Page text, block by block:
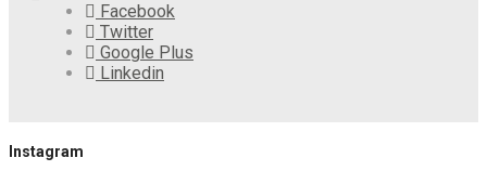
Facebook
Twitter
Google Plus
Linkedin
Instagram